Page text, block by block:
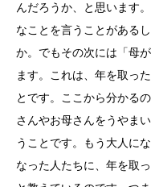
んだろうか、と思います
なことを言うことがある
か。でもその次には「母
ます。これは、年を取っ
とです。ここから分かる
さんやお母さんをうやま
うことです。もう大人に
なった人たちに、年を取